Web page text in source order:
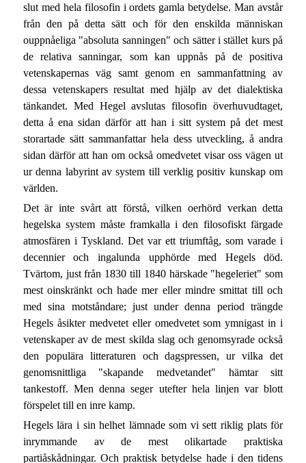
slut med hela filosofin i ordets gamla betydelse. Man avstår
från den på detta sätt och för den enskilda människan
ouppnåeliga "absoluta sanningen" och sätter i stället kurs på
de relativa sanningar, som kan uppnås på de positiva
vetenskapernas väg samt genom en sammanfattning av
dessa vetenskapers resultat med hjälp av det dialektiska
tänkandet. Med Hegel avslutas filosofin överhuvudtaget,
detta å ena sidan därför att han i sitt system på det mest
storartade sätt sammanfattar hela dess utveckling, å andra
sidan därför att han om också omedvetet visar oss vägen ut
ur denna labyrint av system till verklig positiv kunskap om
världen.
Det är inte svårt att förstå, vilken oerhörd verkan detta
hegelska system måste framkalla i den filosofiskt färgade
atmosfären i Tyskland. Det var ett triumftåg, som varade i
decennier och ingalunda upphörde med Hegels död.
Tvärtom, just från 1830 till 1840 härskade "hegeleriet" som
mest oinskränkt och hade mer eller mindre smittat till och
med sina motståndare; just under denna period trängde
Hegels åsikter medvetet eller omedvetet som ymnigast in i
vetenskaper av de mest skilda slag och genomsyrade också
den populära litteraturen och dagspressen, ur vilka det
genomsnittliga "skapande medvetandet" hämtar sitt
tankestoff. Men denna seger utefter hela linjen var blott
förspelet till en inre kamp.
Hegels lära i sin helhet lämnade som vi sett riklig plats för
inrymmande av de mest olikartade praktiska
partiåskådningar. Och praktisk betydelse hade i den tidens